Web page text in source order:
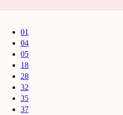
01
04
05
18
28
32
35
37